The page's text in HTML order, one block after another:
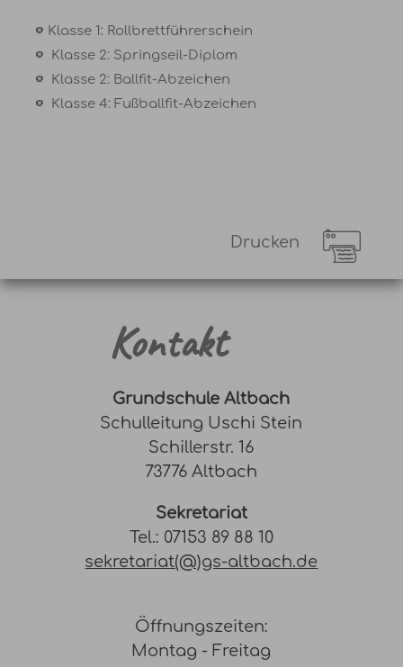
Klasse 1: Rollbrettführerschein
Klasse 2: Springseil-Diplom
Klasse 2: Ballfit-Abzeichen
Klasse 4: Fußballfit-Abzeichen
Drucken
Kontakt
Grundschule Altbach
Schulleitung Uschi Stein
Schillerstr. 16
73776 Altbach
Sekretariat
Tel.: 07153 89 88 10
sekretariat(@)gs-altbach.de
Öffnungszeiten:
Montag - Freitag